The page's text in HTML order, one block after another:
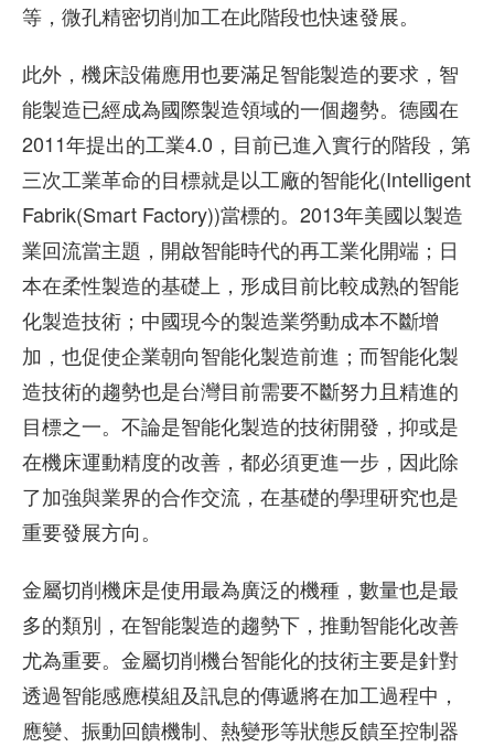
等，微孔精密切削加工在此階段也快速發展。
此外，機床設備應用也要滿足智能製造的要求，智
能製造已經成為國際製造領域的一個趨勢。德國在
2011年提出的工業4.0，目前已進入實行的階段，第
三次工業革命的目標就是以工廠的智能化(Intelligent
Fabrik(Smart Factory))當標的。2013年美國以製造
業回流當主題，開啟智能時代的再工業化開端；日
本在柔性製造的基礎上，形成目前比較成熟的智能
化製造技術；中國現今的製造業勞動成本不斷增
加，也促使企業朝向智能化製造前進；而智能化製
造技術的趨勢也是台灣目前需要不斷努力且精進的
目標之一。不論是智能化製造的技術開發，抑或是
在機床運動精度的改善，都必須更進一步，因此除
了加強與業界的合作交流，在基礎的學理研究也是
重要發展方向。
金屬切削機床是使用最為廣泛的機種，數量也是最
多的類別，在智能製造的趨勢下，推動智能化改善
尤為重要。金屬切削機台智能化的技術主要是針對
透過智能感應模組及訊息的傳遞將在加工過程中，
應變、振動回饋機制、熱變形等狀態反饋至控制器